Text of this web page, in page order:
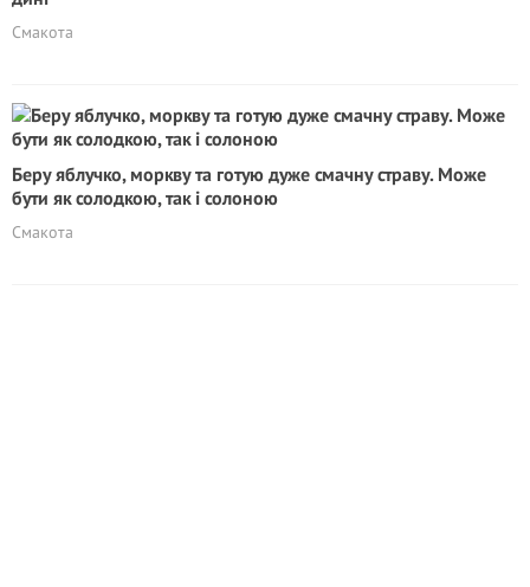
Смакота
Беру яблучко, моркву та готую дуже смачну страву. Може
бути як солодкою, так і солоною
Смакота